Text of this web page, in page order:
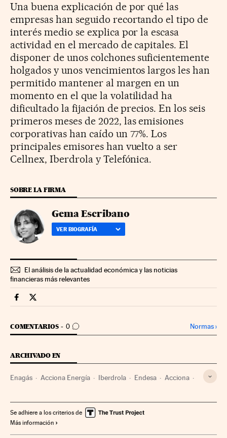
Una buena explicación de por qué las
empresas han seguido recortando el tipo de
interés medio se explica por la escasa
actividad en el mercado de capitales. El
disponer de unos colchones suficientemente
holgados y unos vencimientos largos les han
permitido mantener al margen en un
momento en el que la volatilidad ha
dificultado la fijación de precios. En los seis
primeros meses de 2022, las emisiones
corporativas han caído un 77%. Los
principales emisores han vuelto a ser
Cellnex, Iberdrola y Telefónica.
SOBRE LA FIRMA
Gema Escribano
VER BIOGRAFÍA
El análisis de la actualidad económica y las noticias
financieras más relevantes
Mercados Financieros Cinco Días en Facebook
Mercados Financieros Cinco Días en Twitter
COMENTARIOS 0
IR A LOS COMENTARIOS Normas›
ARCHIVADO EN
Enagás Acciona Energía Iberdrola Endesa Acciona
Energías renovables Aeropuertos Telefónica
Se adhiere a los criterios de
Más información